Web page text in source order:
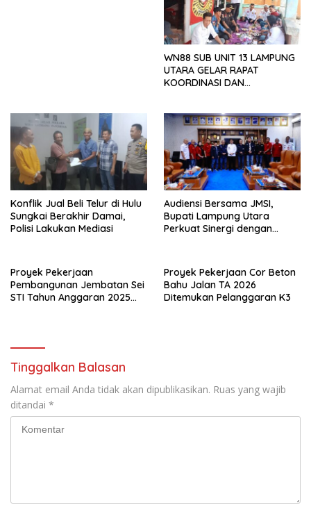
WN88 SUB UNIT 13 LAMPUNG
UTARA GELAR RAPAT
KOORDINASI DAN
Konflik Jual Beli Telur di Hulu
Sungkai Berakhir Damai,
Polisi Lakukan Mediasi
Audiensi Bersama JMSI,
Bupati Lampung Utara
Perkuat Sinergi dengan
Proyek Pekerjaan
Pembangunan Jembatan Sei
STI Tahun Anggaran 2025
Proyek Pekerjaan Cor Beton
Bahu Jalan TA 2026
Ditemukan Pelanggaran K3
Tinggalkan Balasan
Alamat email Anda tidak akan dipublikasikan. Ruas yang wajib
ditandai *